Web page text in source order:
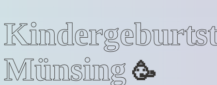
Münsing 🥳